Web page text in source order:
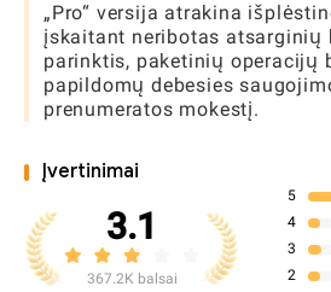
„Pro“ versija atrakina
įskaitant neribotas atsarginių
parinktis, paketinių operacijų
papildomų debesies
prenumeratos mokestį.
Įvertinimai
3.1
367.2K balsai
5
4
3
2